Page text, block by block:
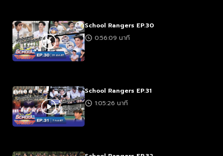
School Rangers EP.30
0:56:09 นาที
School Rangers EP.31
1:05:26 นาที